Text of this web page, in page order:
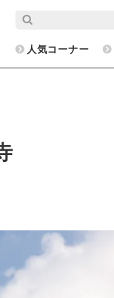
人気コーナー